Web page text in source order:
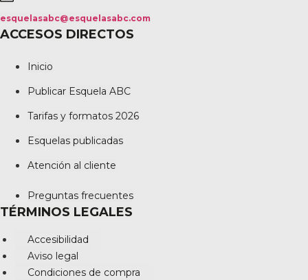
esquelasabc@esquelasabc.com
ACCESOS DIRECTOS
Inicio
Publicar Esquela ABC
Tarifas y formatos 2026
Esquelas publicadas
Atención al cliente
Preguntas frecuentes
TÉRMINOS LEGALES
Accesibilidad
Aviso legal
Condiciones de compra